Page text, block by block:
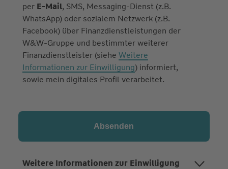
per E-Mail, SMS, Messaging-Dienst (z.B.
WhatsApp) oder sozialem Netzwerk (z.B.
Facebook) über Finanzdienstleistungen der
W&W-Gruppe und bestimmter weiterer
Finanzdienstleister (siehe Weitere
Informationen zur Einwilligung) informiert,
sowie mein digitales Profil verarbeitet.
Weitere Informationen zur Einwilligung